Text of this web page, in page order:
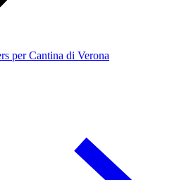
per Cantina di Verona